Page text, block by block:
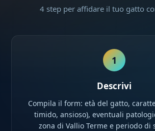
4 step per affidare il tuo gatto
1
Descrivi
Compila il form: età del gatto,
timido, ansioso), eventuali
zona di Vallio Terme e periodo di